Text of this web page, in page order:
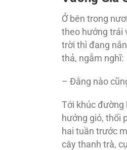
Ở bên trong
theo hướng trái
trời thì đang
thả, ngẫm nghĩ:
– Đằng nào
Tới khúc đường
hướng gió, thổi
hai tuần trước
cây thanh trà,